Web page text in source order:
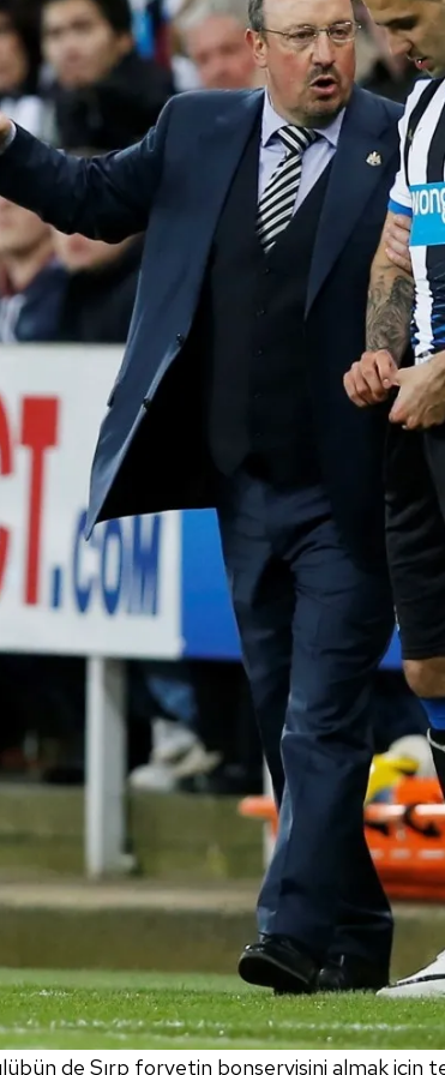
uygun olarak kullanılan çerezlerle ilgili bilgi
de Sırp forvetin bonservisini almak için